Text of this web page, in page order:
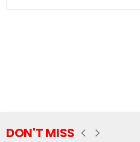
DON'T MISS